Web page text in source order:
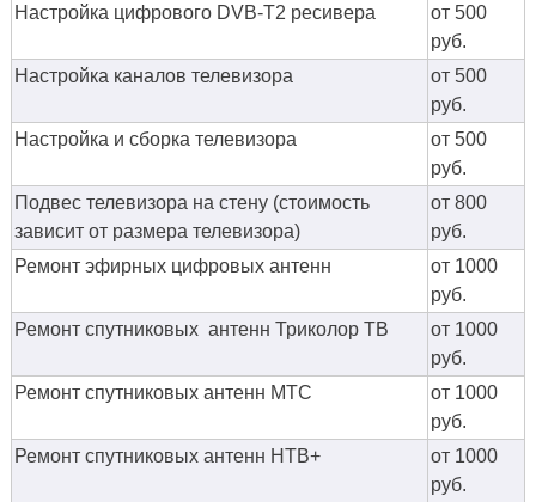
Настройка цифрового DVB-T2 ресивера
от 500
руб.
Настройка каналов телевизора
от 500
руб.
Настройка и сборка телевизора
от 500
руб.
Подвес телевизора на стену (стоимость
зависит от размера телевизора)
от 800
руб.
Ремонт эфирных цифровых антенн
от 1000
руб.
Ремонт спутниковых антенн Триколор ТВ
от 1000
руб.
Ремонт спутниковых антенн МТС
от 1000
руб.
Ремонт спутниковых антенн НТВ+
от 1000
руб.